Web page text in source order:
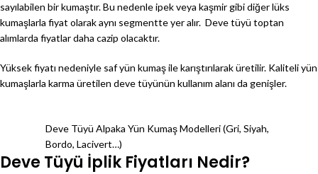
sayılabilen bir kumaştır. Bu nedenle ipek veya kaşmir gibi diğer lüks
kumaşlarla fiyat olarak aynı segmentte yer alır. Deve tüyü toptan
alımlarda fiyatlar daha cazip olacaktır.
Yüksek fiyatı nedeniyle saf yün kumaş ile karıştırılarak üretilir. Kaliteli yün
kumaşlarla karma üretilen deve tüyünün kullanım alanı da genişler.
Deve Tüyü Alpaka Yün Kumaş Modelleri (Gri, Siyah,
Bordo, Lacivert…)
Deve Tüyü İplik Fiyatları Nedir?